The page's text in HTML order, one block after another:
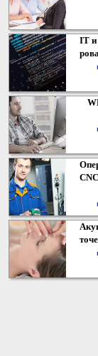
IT и
CNC